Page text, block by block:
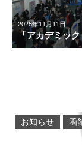
2025年11月11日
「アカデミッ
お知らせ 函